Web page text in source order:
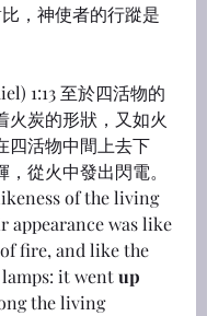
，神使者的行蹤是
1:13 至於四活物的
火炭的形狀，又如火
四活物中間上去下
從火中發出閃電。
of the living
appearance was like
fire, and like the
it went up
the living